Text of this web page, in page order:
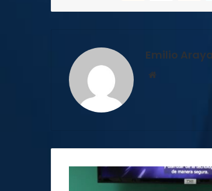
Emilio Araya
cuestiona